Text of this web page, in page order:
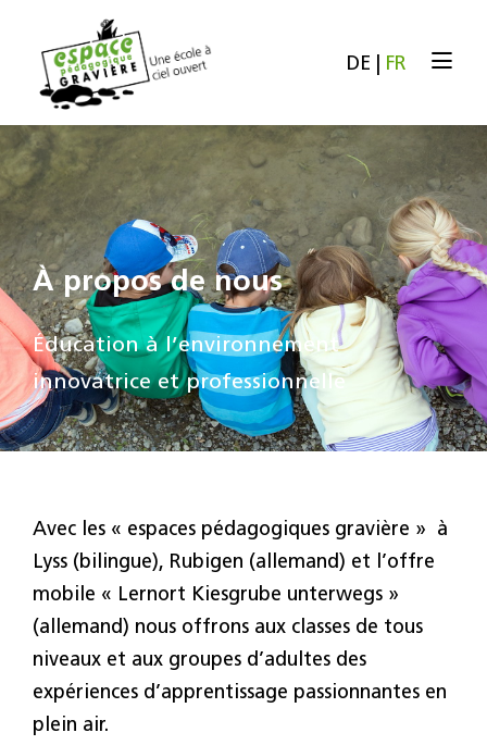
DE FR
À propos de nous
Éducation à l’environnement
innovatrice et professionnelle
Avec les « espaces pédagogiques gravière » à
Lyss (bilingue), Rubigen (allemand) et l’offre
mobile « Lernort Kiesgrube unterwegs »
(allemand) nous offrons aux classes de tous
niveaux et aux groupes d’adultes des
expériences d’apprentissage passionnantes en
plein air.